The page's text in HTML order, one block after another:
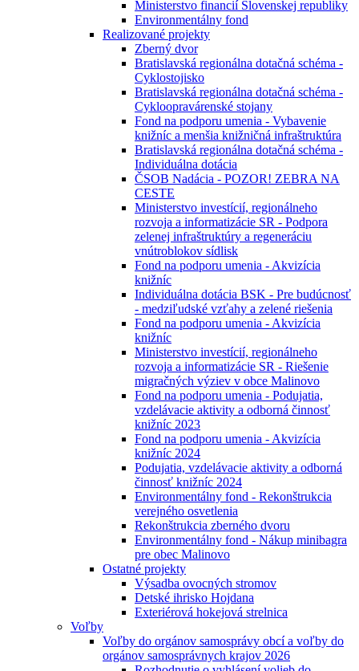
Ministerstvo financií Slovenskej republiky
Environmentálny fond
Realizované projekty
Zberný dvor
Bratislavská regionálna dotačná schéma -
Cyklostojisko
Bratislavská regionálna dotačná schéma -
Cykloopravárenské stojany
Fond na podporu umenia - Vybavenie
knižníc a menšia knižničná infraštruktúra
Bratislavská regionálna dotačná schéma -
Individuálna dotácia
ČSOB Nadácia - POZOR! ZEBRA NA
CESTE
Ministerstvo investícií, regionálneho
rozvoja a informatizácie SR - Podpora
zelenej infraštruktúry a regeneráciu
vnútroblokov sídlisk
Fond na podporu umenia - Akvizícia
knižníc
Individuálna dotácia BSK - Pre budúcnosť
- medziľudské vzťahy a zelené riešenia
Fond na podporu umenia - Akvizícia
knižníc
Ministerstvo investícií, regionálneho
rozvoja a informatizácie SR - Riešenie
migračných výziev v obce Malinovo
Fond na podporu umenia - Podujatia,
vzdelávacie aktivity a odborná činnosť
knižníc 2023
Fond na podporu umenia - Akvizícia
knižníc 2024
Podujatia, vzdelávacie aktivity a odborná
činnosť knižníc 2024
Environmentálny fond - Rekonštrukcia
verejného osvetlenia
Rekonštrukcia zberného dvoru
Environmentálny fond - Nákup minibagra
pre obec Malinovo
Ostatné projekty
Výsadba ovocných stromov
Detské ihrisko Hojdana
Exteriérová hokejová strelnica
Voľby
Voľby do orgánov samosprávy obcí a voľby do
orgánov samosprávnych krajov 2026